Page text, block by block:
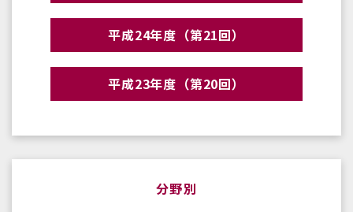
平成24年度（第21回）
平成23年度（第20回）
分野別